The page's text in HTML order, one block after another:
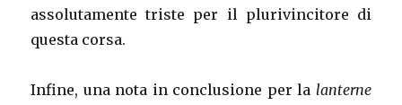
assolutamente triste per il plurivincitore di
questa corsa.
Infine, una nota in conclusione per la lanterne